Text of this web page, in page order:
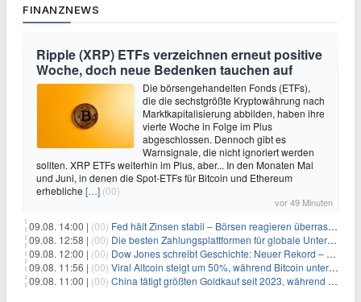
FINANZNEWS
Ripple (XRP) ETFs verzeichnen erneut positive
Woche, doch neue Bedenken tauchen auf
Die börsengehandelten Fonds (ETFs),
die die sechstgrößte Kryptowährung nach
Marktkapitalisierung abbilden, haben ihre
vierte Woche in Folge im Plus
abgeschlossen. Dennoch gibt es
Warnsignale, die nicht ignoriert werden
sollten. XRP ETFs weiterhin im Plus, aber... In den Monaten Mai
und Juni, in denen die Spot-ETFs für Bitcoin und Ethereum
erhebliche […] (00)
vor 49 Minuten
09.08. 14:00 | (00) Fed hält Zinsen stabil – Börsen reagieren überraschend volatil
09.08. 12:58 | (00) Die besten Zahlungsplattformen für globale Unternehmen im Jahr 2026
09.08. 12:00 | (00) Dow Jones schreibt Geschichte: Neuer Rekord – und Amazon knackt die nächste Billionen-Marke
09.08. 11:56 | (00) Viral Altcoin steigt um 50%, während Bitcoin unter $65.000 fällt
09.08. 11:00 | (00) China tätigt größten Goldkauf seit 2023, während Goldpreis um 8% steigt